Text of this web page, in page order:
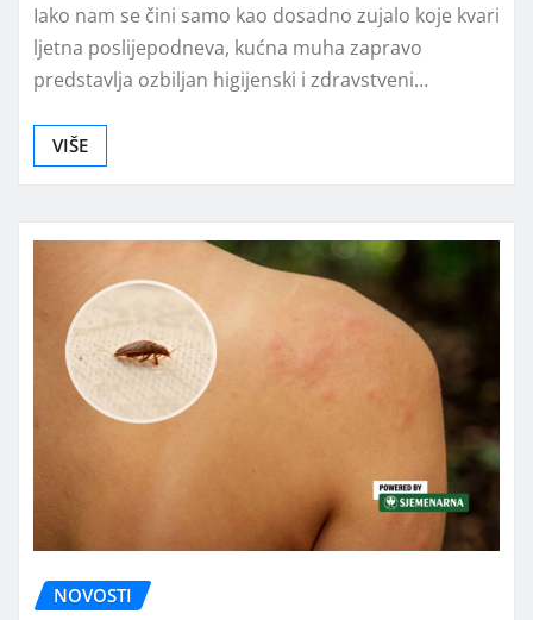
Iako nam se čini samo kao dosadno zujalo koje kvari
ljetna poslijepodneva, kućna muha zapravo
predstavlja ozbiljan higijenski i zdravstveni…
VIŠE
NOVOSTI